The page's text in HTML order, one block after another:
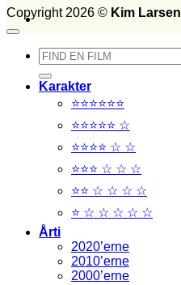
Copyright 2026 © Kim Larsen
Søg
efter:
Karakter
⭐⭐⭐⭐⭐⭐
⭐⭐⭐⭐⭐ ☆
⭐⭐⭐⭐ ☆ ☆
⭐⭐⭐ ☆ ☆ ☆
⭐⭐ ☆ ☆ ☆ ☆
⭐ ☆ ☆ ☆ ☆ ☆
Årti
2020’erne
2010’erne
2000’erne